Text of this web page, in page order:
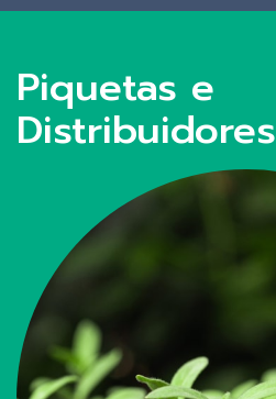
Piquetas e
Distribuidores